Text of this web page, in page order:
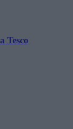
Tesco